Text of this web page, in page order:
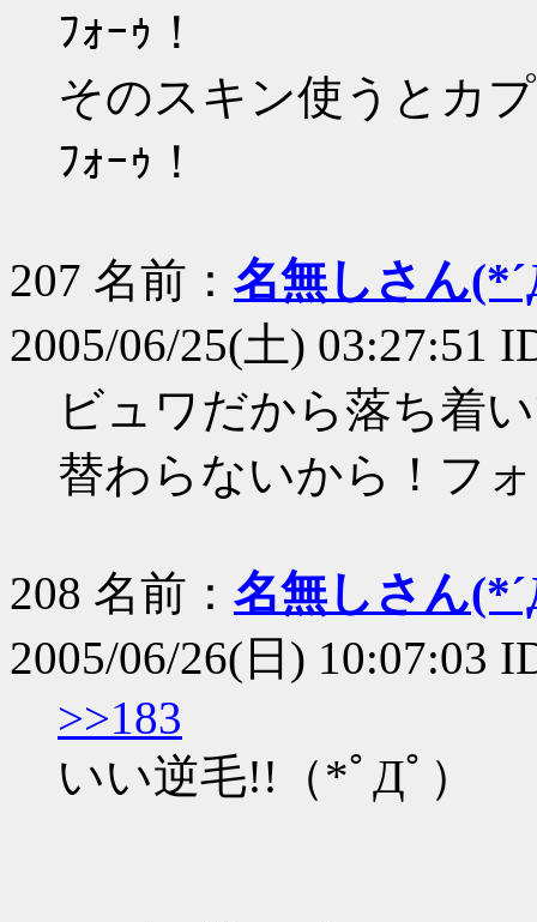
ﾌｫｰｩ！
そのスキン使うとカ
ﾌｫｰｩ！
207 名前： 名無しさん
2005/06/25(土) 03:27:51
ビュワだから落ち着
替わらないから！フ
208 名前： 名無しさん
2005/06/26(日) 10:07:03
>>183
いい逆毛!!（*ﾟДﾟ）